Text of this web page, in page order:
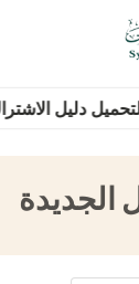
دليل
الجديدة